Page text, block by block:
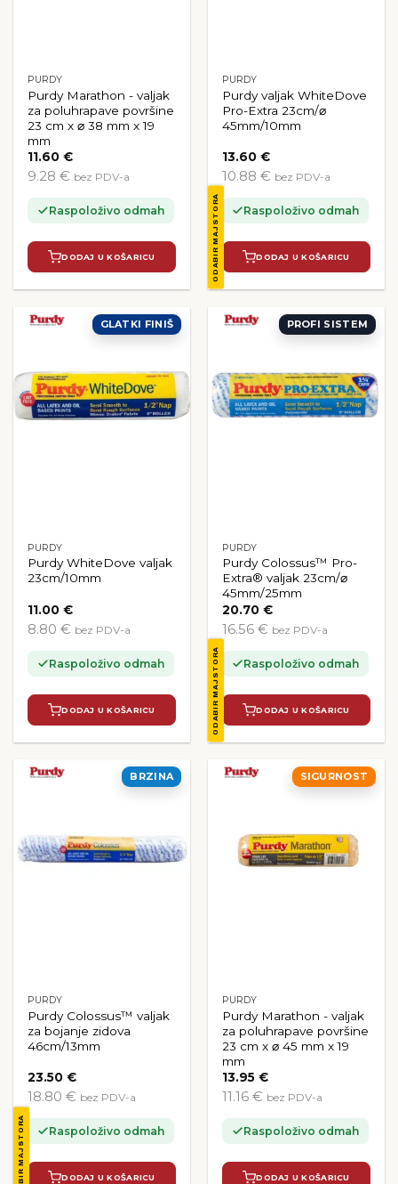
PURDY
Purdy Marathon - valjak
za poluhrapave površine
23 cm x ⌀ 38 mm x 19
mm
11.60€
9.28 € bez PDV-a
Raspoloživo odmah
DODAJ U KOŠARICU ODABIR MAJSTORA
PURDY
Purdy valjak WhiteDove
Pro-Extra 23cm/⌀
45mm/10mm
13.60€
10.88 € bez PDV-a
Raspoloživo odmah
DODAJ U KOŠARICU
GLATKI FINIŠ
PURDY
Purdy WhiteDove valjak
23cm/10mm
11.00€
8.80 € bez PDV-a
Raspoloživo odmah
DODAJ U KOŠARICU
PROFI SISTEM
ODABIR MAJSTORA
PURDY
Purdy Colossus™ Pro-
Extra® valjak 23cm/⌀
45mm/25mm
20.70€
16.56 € bez PDV-a
Raspoloživo odmah
DODAJ U KOŠARICU
BRZINA
ODABIR MAJSTORA
PURDY
Purdy Colossus™ valjak
za bojanje zidova
46cm/13mm
23.50€
18.80 € bez PDV-a
Raspoloživo odmah
DODAJ U KOŠARICU
SIGURNOST
PURDY
Purdy Marathon - valjak
za poluhrapave površine
23 cm x ⌀ 45 mm x 19
mm
13.95€
11.16 € bez PDV-a
Raspoloživo odmah
DODAJ U KOŠARICU